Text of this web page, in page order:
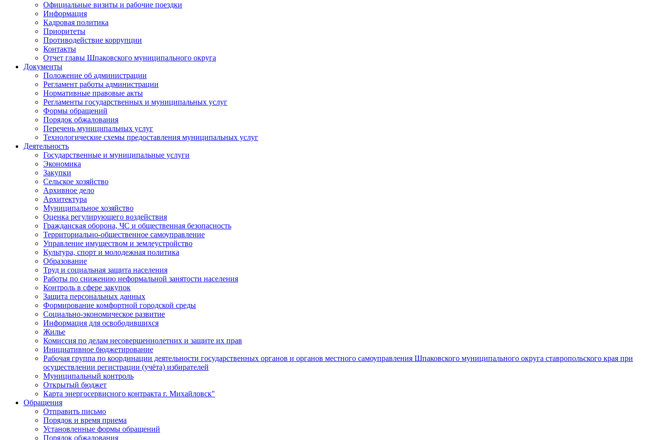
Официальные визиты и рабочие поездки
Информация
Кадровая политика
Приоритеты
Противодействие коррупции
Контакты
Отчет главы Шпаковского муниципального округа
Документы
Положение об администрации
Регламент работы администрации
Нормативные правовые акты
Регламенты государственных и муниципальных услуг
Формы обращений
Порядок обжалования
Перечень муниципальных услуг
Технологические схемы предоставления муниципальных услуг
Деятельность
Государственные и муниципальные услуги
Экономика
Закупки
Сельское хозяйство
Архивное дело
Архитектура
Муниципальное хозяйство
Оценка регулирующего воздействия
Гражданская оборона, ЧС и общественная безопасность
Территориально-общественное самоуправление
Управление имуществом и землеустройство
Культура, спорт и молодежная политика
Образование
Труд и социальная защита населения
Работы по снижению неформальной занятости населения
Контроль в сфере закупок
Защита персональных данных
Формирование комфортной городской среды
Социально-экономическое развитие
Информация для освободившихся
Жилье
Комиссия по делам несовершеннолетних и защите их прав
Инициативное бюджетирование
Рабочая группа по координации деятельности государственных органов и органов местного самоуправления Шпаковского муниципального округа ставропольского края при
осуществлении регистрации (учёта) избирателей
Муниципальный контроль
Открытый бюджет
Карта энергосервисного контракта г. Михайловск"
Обращения
Отправить письмо
Порядок и время приема
Установленные формы обращений
Порядок обжалования